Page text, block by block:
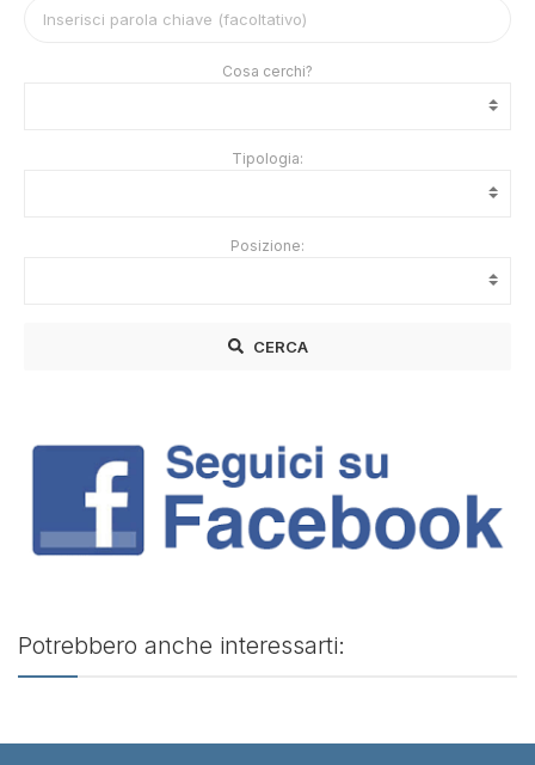
Cosa cerchi?
Tipologia:
Posizione:
CERCA
Potrebbero anche interessarti: